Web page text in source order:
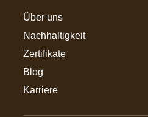
Über uns
Nachhaltigkeit
Zertifikate
Blog
Karriere